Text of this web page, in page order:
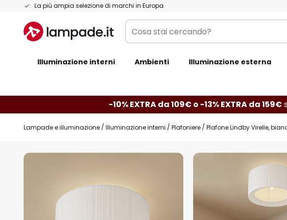
La più ampia selezione di marchi in Europa
Salta
contenuto
Cosa
stai
Illuminazione interni Ambienti Illuminazione esterna
-10% EXTRA da 109€ o -13% EXTRA da 159€
Lampade e illuminazione Illuminazione interni Plafoniere Plafone Lindby Virelle,
Vai